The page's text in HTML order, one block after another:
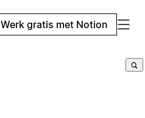
Werk gratis met Notion